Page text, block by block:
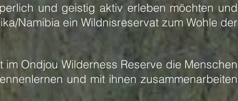
und geistig aktiv erleben möchten und
Namibia ein Wildnisreservat zum Wohle der
Ondjou Wilderness Reserve die Menschen
und mit ihnen zusammenarbeiten